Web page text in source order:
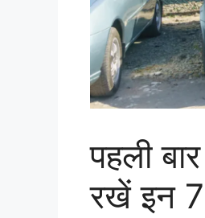
पहली
रखें इन 7